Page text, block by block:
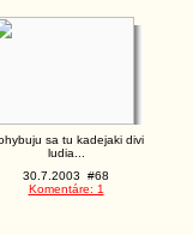
sa tu kadejaki divi
ludia...
30.7.2003 #68
Komentáre: 1